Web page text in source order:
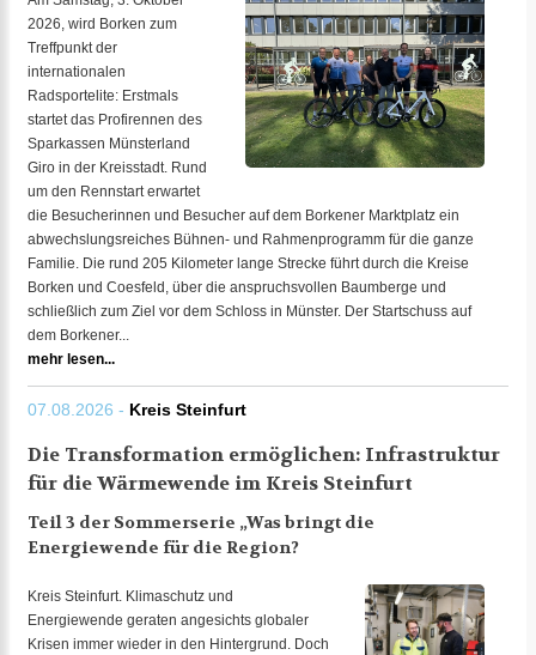
2026, wird Borken zum
Treffpunkt der
internationalen
Radsportelite: Erstmals
startet das Profirennen des
Sparkassen Münsterland
Giro in der Kreisstadt. Rund
um den Rennstart erwartet
die Besucherinnen und Besucher auf dem Borkener Marktplatz ein
abwechslungsreiches Bühnen- und Rahmenprogramm für die ganze
Familie. Die rund 205 Kilometer lange Strecke führt durch die Kreise
Borken und Coesfeld, über die anspruchsvollen Baumberge und
schließlich zum Ziel vor dem Schloss in Münster. Der Startschuss auf
dem Borkener...
mehr lesen...
07.08.2026 - Kreis Steinfurt
Die Transformation ermöglichen: Infrastruktur
für die Wärmewende im Kreis Steinfurt
Teil 3 der Sommerserie „Was bringt die
Energiewende für die Region?
Kreis Steinfurt. Klimaschutz und
Energiewende geraten angesichts globaler
Krisen immer wieder in den Hintergrund. Doch